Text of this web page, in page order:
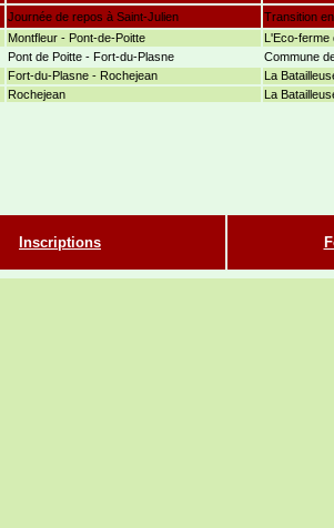
Journée de repos à Saint-Julien
Transition
Montfleur - Pont-de-Poitte
L'Eco-ferme
Pont de Poitte - Fort-du-Plasne
Commune
Fort-du-Plasne - Rochejean
La
Rochejean La
Inscriptions